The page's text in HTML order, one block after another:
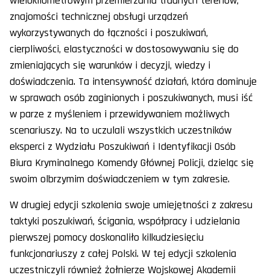
znajomości technicznej obsługi urządzeń
wykorzystywanych do łączności i poszukiwań,
cierpliwości, elastyczności w dostosowywaniu się do
zmieniających się warunków i decyzji, wiedzy i
doświadczenia. Ta intensywność działań, która dominuje
w sprawach osób zaginionych i poszukiwanych, musi iść
w parze z myśleniem i przewidywaniem możliwych
scenariuszy. Na to uczulali wszystkich uczestników
eksperci z Wydziału Poszukiwań i Identyfikacji Osób
Biura Kryminalnego Komendy Głównej Policji, dzieląc się
swoim olbrzymim doświadczeniem w tym zakresie.
W drugiej edycji szkolenia swoje umiejętności z zakresu
taktyki poszukiwań, ścigania, współpracy i udzielania
pierwszej pomocy doskonaliło kilkudziesięciu
funkcjonariuszy z całej Polski. W tej edycji szkolenia
uczestniczyli również żołnierze Wojskowej Akademii